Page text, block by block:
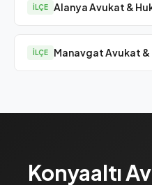
İLÇE Alanya Avukat &
İLÇE Manavgat Avukat &
Konyaaltı